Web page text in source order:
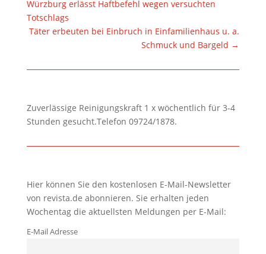
Würzburg erlässt Haftbefehl wegen versuchten
Totschlags
Täter erbeuten bei Einbruch in Einfamilienhaus u. a.
Schmuck und Bargeld →
Zuverlässige Reinigungskraft 1 x wöchentlich für 3-4
Stunden gesucht.Telefon 09724/1878.
Hier können Sie den kostenlosen E-Mail-Newsletter
von revista.de abonnieren. Sie erhalten jeden
Wochentag die aktuellsten Meldungen per E-Mail:
E-Mail Adresse